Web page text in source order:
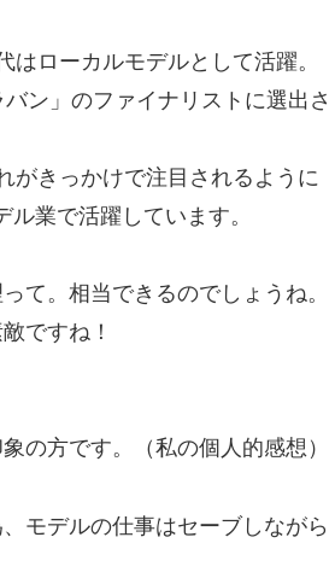
ローカルモデルとして活躍。
ン」のファイナリストに選出さ
がきっかけで注目されるように
業で活躍しています。
て。相当できるのでしょうね。
ですね！
の方です。（私の個人的感想）
モデルの仕事はセーブしながら